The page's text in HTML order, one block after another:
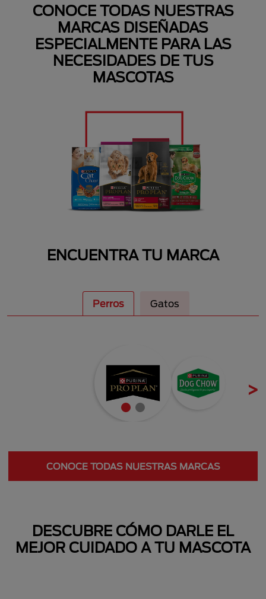
CONOCE TODAS NUESTRAS
MARCAS DISEÑADAS
ESPECIALMENTE PARA LAS
NECESIDADES DE TUS
MASCOTAS
ENCUENTRA TU MARCA
Perros Gatos
Next
CONOCE TODAS NUESTRAS MARCAS
DESCUBRE CÓMO DARLE EL
MEJOR CUIDADO A TU MASCOTA